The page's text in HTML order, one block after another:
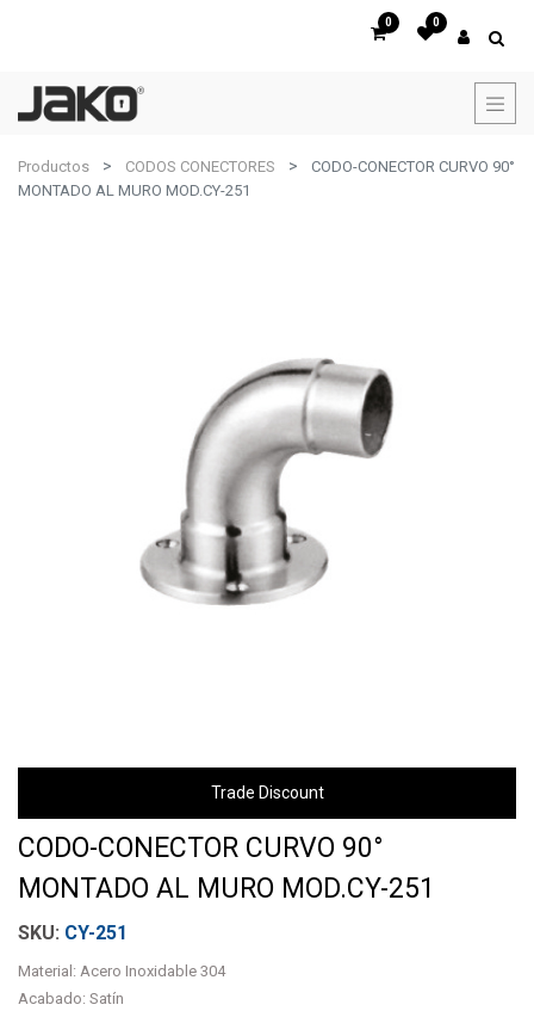
0 0
Productos CODOS CONECTORES
CODO-CONECTOR CURVO 90°
MONTADO AL MURO MOD.CY-251
Trade Discount
CODO-CONECTOR CURVO 90°
MONTADO AL MURO MOD.CY-251
CY-251
Material: Acero Inoxidable 304
Acabado: Satín